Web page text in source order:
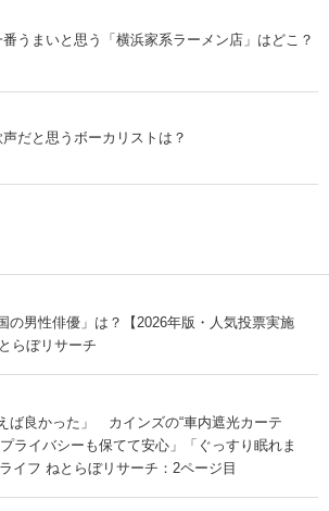
うまいと思う「横浜家系ラーメン店」はどこ？
だと思うボーカリストは？
の男性俳優」は？【2026年版・人気投票実施
らぼリサーチ
ば良かった」 カインズの“車内遮光カーテ
ライバシーも保てて安心」「ぐっすり眠れま
イフ ねとらぼリサーチ：2ページ目